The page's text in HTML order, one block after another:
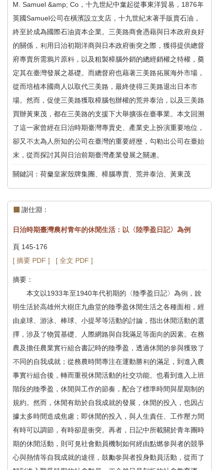
M. Samuel &amp; Co，十九世紀中葉起從事東洋貿易，1876年
英國Samuel公司在橫濱設立支店，十九世紀末著手販賣石油，
終至於成為國際石油資本企業。三美路商會憑藉與日本政府良好
的關係，利用日治初期洋商與日本政府衝突之際，獲得提供總督
府專賣所需鴉片原料，以及粗製樟腦外銷的總經銷權之特權，奠
定其在臺灣發展之基礎。而總督府也藉著三美路拓展海外市場，
從而培植本國商人以取代三美路，最終使得三美路退出日本市
場。然而，促使三美路獲取樟腦包辦權的荒井泰治，以及三美路
買辦黃東茂，都在三美路的支援下大舉擴張在臺事業。本文回溯
了這一家曾經在日治時期臺灣專賣史、產業史上扮演重要地位，
卻又不太為人所知的公司在臺灣的重要經歷，勾勒出公司在臺始
末，從而探討其與日治前期臺灣產業發展之關連。
關鍵詞：荷蘭皇家殼牌集團、樟腦專賣、荒井泰治、黃東茂
謝仕淵：
日治時期臺灣農村青年的休閒生活：以〈陸季盈日記〉為例
頁 145-176
[ 摘要 PDF ]
[ 全文 PDF ]
摘要：
本文以1933年至1940年代初期的〈陸季盈日記〉為例，說
明生活於高雄州大樹庄九曲堂的陸季盈休閒生活之各種面相，經
由桌球、游泳、棒球、小提琴等活動的討論，指出休閒活動的選
擇，涉及了物質基礎、人際網路與自我滿足等面向的因素。在務
農及擔任農業實行組合書記時的陸季盈，透過休閒的參與獲致了
不同的自我成就；從務農時間專注在運動勝利的滿足，到進入農
事實行組合後，轉而重視休閒活動的社交功能。也看到進入上班
階段的陸季盈，休閒與工作的節奏，配合了標準時間與星期制的
規約。然而，休閒有助於自我成就的發展，休閒的投入，也因占
據太多時間造成焦慮；即休閒的投入，與人生責任、工作壓力間
有時可以調節，有時卻是衝突。再者，日記中所載關於青年團時
期的休閒活動，則可見社會動員機制如何經由點燃參與者的競爭
心與熱情等自我成就的途徑，鼓勵參與者投身動員活動，從而了